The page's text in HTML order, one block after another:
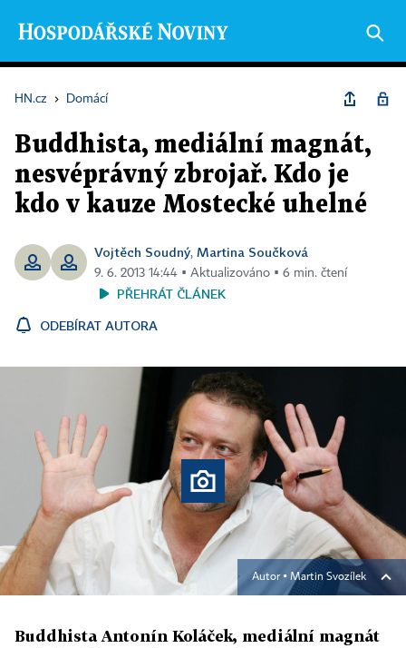
HN.cz › Domácí
Buddhista, mediální magnát,
nesvéprávný zbrojař. Kdo je
kdo v kauze Mostecké uhelné
Vojtěch Soudný, Martina Součková
9. 6. 2013 14:44 ▪ Aktualizováno ▪ 6 min. čtení
PŘEHRÁT ČLÁNEK
ODEBÍRAT AUTORA
Autor ▪ Martin Svozílek
Buddhista Antonín Koláček, mediální magnát